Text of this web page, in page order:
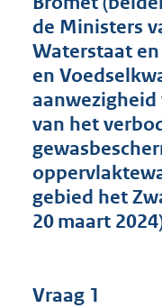
de Ministers
Waterstaat
en
aanwezigheid
van het
gebied het
20 maart
Vraag 1